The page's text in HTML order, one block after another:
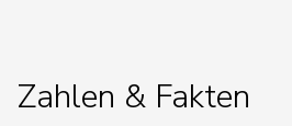
Zahlen & Fakten